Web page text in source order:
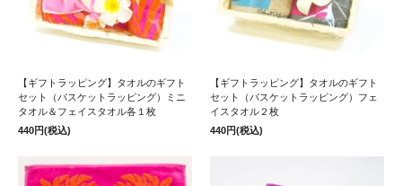
【ギフトラッピング】タオルのギフト
セット（バスケットラッピング）ミニ
タオル＆フェイスタオル各１枚
440円(税込)
【ギフトラッピング】タオルのギフト
セット（バスケットラッピング）フェ
イスタオル２枚
440円(税込)